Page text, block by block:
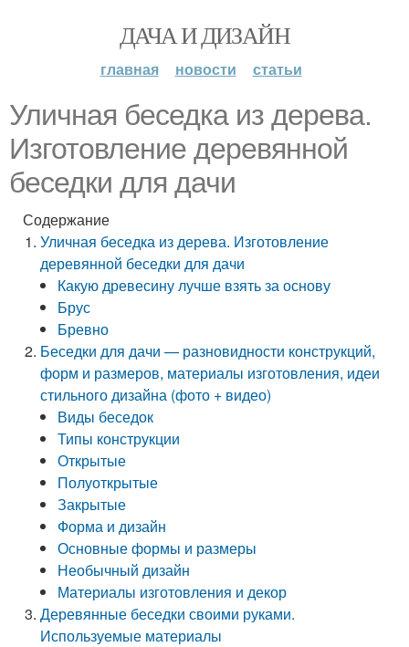
ДАЧА И ДИЗАЙН
главная новости статьи
Уличная беседка из дерева.
Изготовление деревянной
беседки для дачи
Содержание
Уличная беседка из дерева. Изготовление
деревянной беседки для дачи
Какую древесину лучше взять за основу
Брус
Бревно
Беседки для дачи — разновидности конструкций,
форм и размеров, материалы изготовления, идеи
стильного дизайна (фото + видео)
Виды беседок
Типы конструкции
Открытые
Полуоткрытые
Закрытые
Форма и дизайн
Основные формы и размеры
Необычный дизайн
Материалы изготовления и декор
Деревянные беседки своими руками.
Используемые материалы